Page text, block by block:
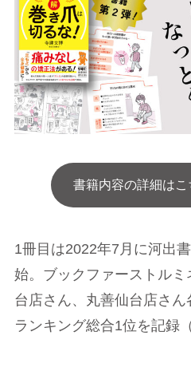
書籍内容の詳細はこ
1冊目は2022年7月に河出
始。ブックファーストル
台店さん、丸善仙台店さ
ランキング総合1位を記録